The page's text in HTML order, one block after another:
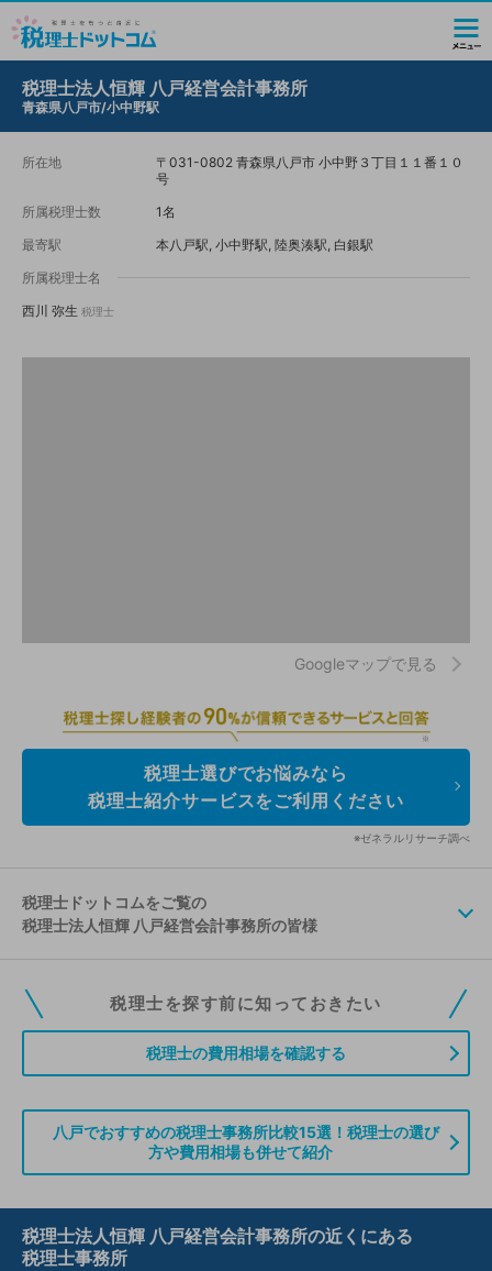
税理士法人恒輝 八戸経営会計事務所
青森県八戸市/小中野駅
所在地
〒031-0802 青森県八戸市 小中野３丁目１１番１０
号
所属税理士数
1名
最寄駅
本八戸駅, 小中野駅, 陸奥湊駅, 白銀駅
所属税理士名
西川 弥生 税理士
Googleマップで見る
税理士選びでお悩みなら
税理士紹介サービスをご利用ください
※ゼネラルリサーチ調べ
税理士ドットコムをご覧の
税理士法人恒輝 八戸経営会計事務所の皆様
税理士ドットコムの無料会員にご登録いただくと、貴事務所の情報を編集し
ていただくことができます。また、税理士をお探しの方との接点をご提供す
無料登録のご案内はこちら
税理士を探す前に知っておきたい
税理士の費用相場を確認する
八戸でおすすめの税理士事務所比較15選！税理士の選び
方や費用相場も併せて紹介
税理士法人恒輝 八戸経営会計事務所の近くにある
税理士事務所